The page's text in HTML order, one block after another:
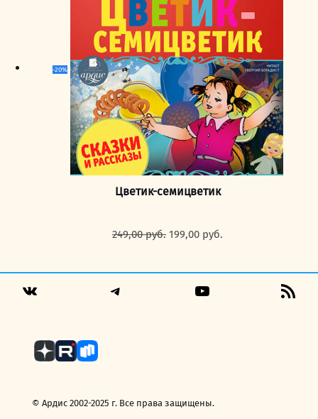
-20%
Цветик-семицветик
249,00руб. Первоначальная
249,00 руб..
199,00 руб.
© Ардис 2002-2025 г. Все права защищены.